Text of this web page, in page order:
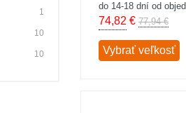
1
10
10
do 14-18 dní od
74,82 € 77,94 €
Vybrať veľkosť